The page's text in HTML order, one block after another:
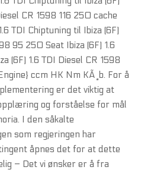
CR 1598 116 250 cache
TDI Chiptuning til Ibiza (6F)
95 250 Seat Ibiza (6F) 1.6
(6F) 1.6 TDI Diesel CR 1598
ccm HK Nm KÃ¸b. For å
er det viktig at
og forståelse for mål
I den såkalte
som regjeringen har
åpnes det for at dette
– Det vi ønsker er å fra